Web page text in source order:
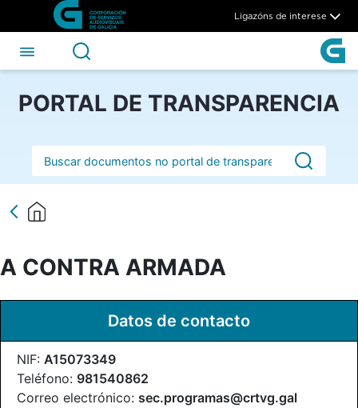
Skip to Main Content
A CONTRA ARMADA - CSAG
Ligazóns de interese
PORTAL DE TRANSPARENCIA
Barra de busca
A CONTRA ARMADA
Datos de contacto
NIF: A15073349
Teléfono: 981540862
Correo electrónico: sec.programas@crtvg.gal